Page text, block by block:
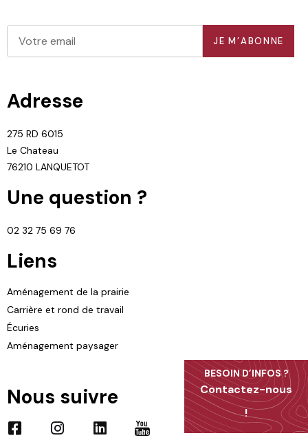
BESOIN D’INFOS ?​
Contactez-nous
!
JE M’ABONNE
Adresse
275 RD 6015
Le Chateau
76210 LANQUETOT
Une question ?
02 32 75 69 76
Liens
Aménagement de la prairie
Carrière et rond de travail
Écuries
Aménagement paysager
Nous suivre